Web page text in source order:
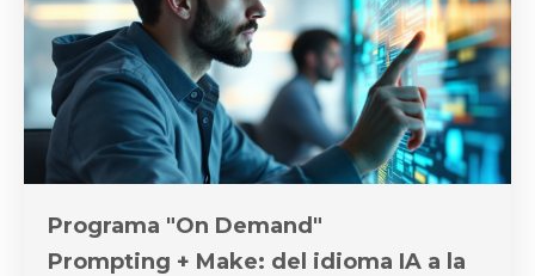
Programa "On Demand"
Prompting + Make: del idioma IA a la